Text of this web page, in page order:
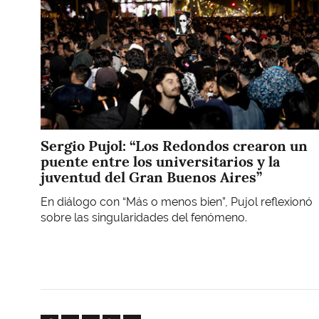
Sergio Pujol: “Los Redondos crearon un
puente entre los universitarios y la
juventud del Gran Buenos Aires”
En diálogo con “Más o menos bien”, Pujol reflexionó
sobre las singularidades del fenómeno.